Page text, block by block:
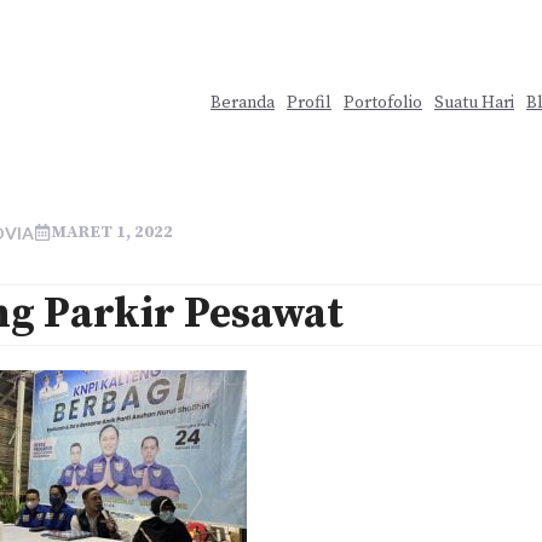
Beranda Profil Portofolio Suatu Hari
MARET 1, 2022
Parkir Pesawat